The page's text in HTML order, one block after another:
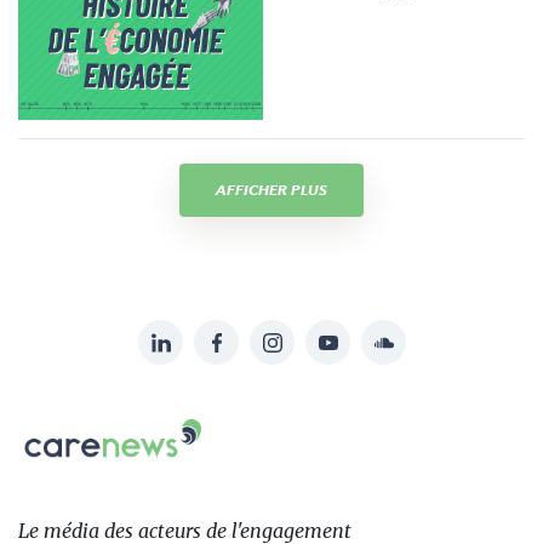
AFFICHER PLUS
sur:
LinkedInFacebookInstagramYouTubeSoundcloud
Le
des
Le média des acteurs de l'engagement